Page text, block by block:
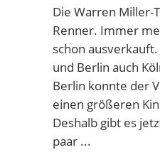
Die Warren Miller-
Renner. Immer
schon
und Berlin auch
Berlin konnte der
einen größeren
Deshalb gibt es
paar